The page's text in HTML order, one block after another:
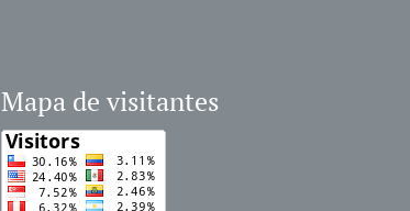
Mapa de visitantes